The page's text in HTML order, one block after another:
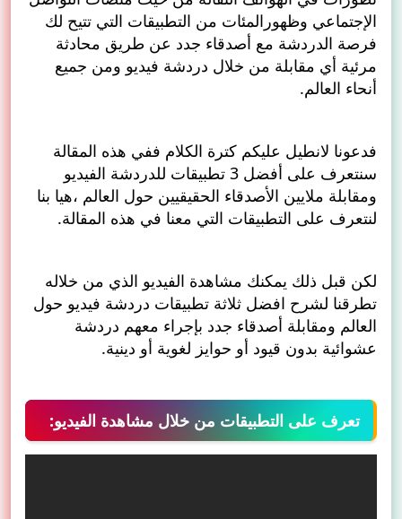
الإجتماعي وظهورالمئات من التطبيقات التي تتيح لك
فرصة الدردشة مع أصدقاء جدد عن طريق محادثة
مرئية أي مقابلة من خلال دردشة فيديو ومن جميع
أنحاء العالم.
فدعونا لانطيل عليكم كترة الكلام ففي هذه المقالة
سنتعرف على أفضل 3 تطبيقات للدردشة الفيديو
ومقابلة ملايين الأصدقاء الحقيقيين حول العالم ،هيا بنا
لنتعرف على التطبيقات التي معنا في هذه المقالة.
لكن قبل ذلك يمكنك مشاهدة الفيديو الذي من خلاله
تطرقنا لشرح افضل ثلاثة تطبيقات دردشة فيديو حول
العالم ومقابلة أصدقاء جدد بإجراء معهم دردشة
عشوائية بدون قيود أو حوايز لغوية أو دينية.
تعرف على التطبيقات من خلال مشاهدة الفيديو: